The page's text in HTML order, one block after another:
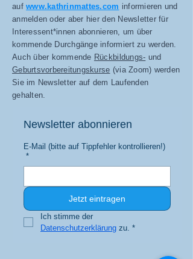
aufwww.kathrinmattes.com informieren und
anmelden oder aber hier den Newsletter für
Interessent*innen abonnieren, um über
kommende Durchgänge informiert zu werden.
Auch über kommende Rückbildungs- und
Geburtsvorbereitungskurse (via Zoom) werden
Sie im Newsletter auf dem Laufenden
gehalten.
Newsletter abonnieren
E-Mail (bitte auf Tippfehler kontrollieren!)
*
Jetzt eintragen
Datenschutzerklärung zu. *